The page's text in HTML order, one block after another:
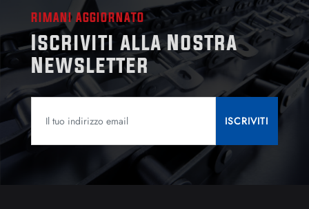
RIMANI AGGIORNATO
Iscriviti alla Nostra
Newsletter